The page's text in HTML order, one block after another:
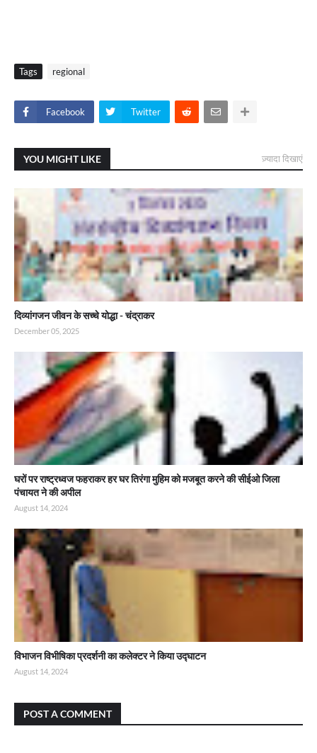
Tags regional
Facebook Twitter
YOU MIGHT LIKE ज़्यादा दिखाएं
दिव्यांगजन जीवन के सच्चे योद्धा - चंद्राकर
December 05, 2025
घरों पर राष्ट्रध्वज फहराकर हर घर तिरंगा मुहिम को मजबूत करने की सीईओ जिला
पंचायत ने की अपील
August 14, 2024
विभाजन विभीषिका प्रदर्शनी का कलेक्टर ने किया उद्घाटन
August 14, 2024
POST A COMMENT